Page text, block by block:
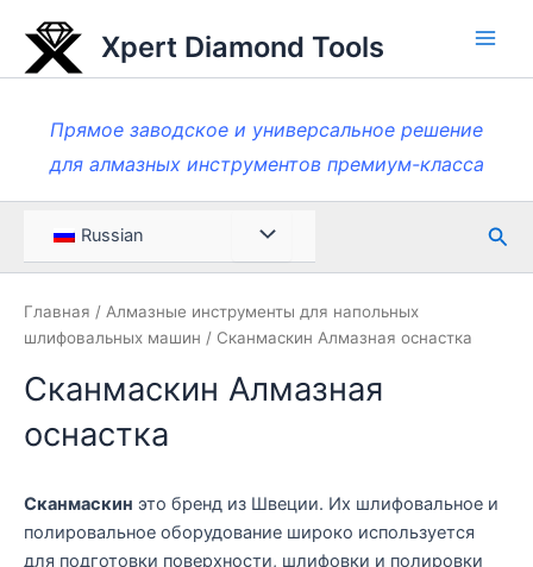
содержанию
Xpert Diamond Tools
Прямое заводское и универсальное решение
для алмазных инструментов премиум-класса
Russian Меню
Главная / Алмазные инструменты для напольных
шлифовальных машин / Сканмаскин Алмазная оснастка
Сканмаскин Алмазная
оснастка
Сканмаскин это бренд из Швеции. Их шлифовальное и
полировальное оборудование широко используется
для подготовки поверхности, шлифовки и полировки